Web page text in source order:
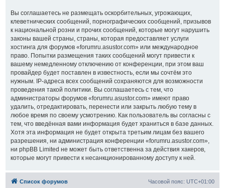
Вы соглашаетесь не размещать оскорбительных, угрожающих,
клеветнических сообщений, порнографических сообщений, призывов
к национальной розни и прочих сообщений, которые могут нарушить
законы вашей страны, страны, которая предоставляет услуги
хостинга для форумов «forumru.asustor.com» или международное
право. Попытки размещения таких сообщений могут привести к
вашему немедленному отключению от конференции, при этом ваш
провайдер будет поставлен в известность, если мы сочтём это
нужным. IP-адреса всех сообщений сохраняются для возможности
проведения такой политики. Вы соглашаетесь с тем, что
администраторы форумов «forumru.asustor.com» имеют право
удалить, отредактировать, перенести или закрыть любую тему в
любое время по своему усмотрению. Как пользователь вы согласны с
тем, что введённая вами информация будет храниться в базе данных.
Хотя эта информация не будет открыта третьим лицам без вашего
разрешения, ни администрация конференции «forumru.asustor.com»,
ни phpBB Limited не может быть ответственна за действия хакеров,
которые могут привести к несанкционированному доступу к ней.
Список форумов Часовой пояс: UTC+01:00